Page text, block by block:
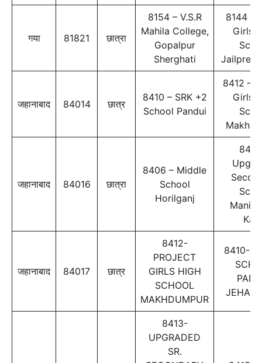
गया 81821 छात्रा
8154 – V.S.R
Mahila College,
Gopalpur
Sherghati
8144 –
Girls
जहानाबाद 84014 छात्र
8410 – SRK +2
School Pandui
8412 –
Girls
जहानाबाद 84016 छात्रा
8406 – Middle
School
Horilganj
जहानाबाद 84017 छात्र
8412-
PROJECT
GIRLS HIGH
SCHOOL
MAKHDUMPUR
8410-
8413-
UPGRADED
SR.